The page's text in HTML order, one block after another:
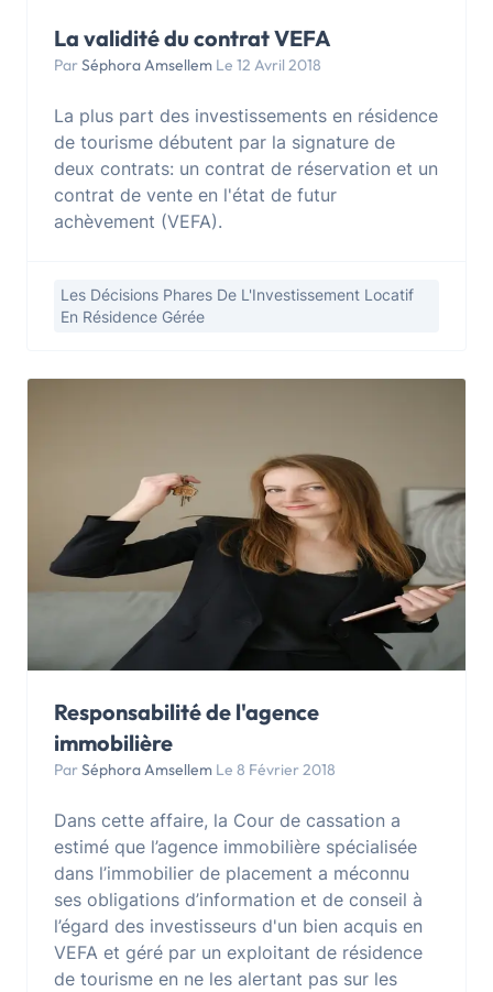
La validité du contrat VEFA
Par Séphora Amsellem Le 12 Avril 2018
La plus part des investissements en résidence
de tourisme débutent par la signature de
deux contrats: un contrat de réservation et un
contrat de vente en l'état de futur
achèvement (VEFA).
Les Décisions Phares De L'Investissement Locatif
En Résidence Gérée
Responsabilité de l'agence
immobilière
Par Séphora Amsellem Le 8 Février 2018
Dans cette affaire, la Cour de cassation a
estimé que l’agence immobilière spécialisée
dans l’immobilier de placement a méconnu
ses obligations d’information et de conseil à
l’égard des investisseurs d'un bien acquis en
VEFA et géré par un exploitant de résidence
de tourisme en ne les alertant pas sur les